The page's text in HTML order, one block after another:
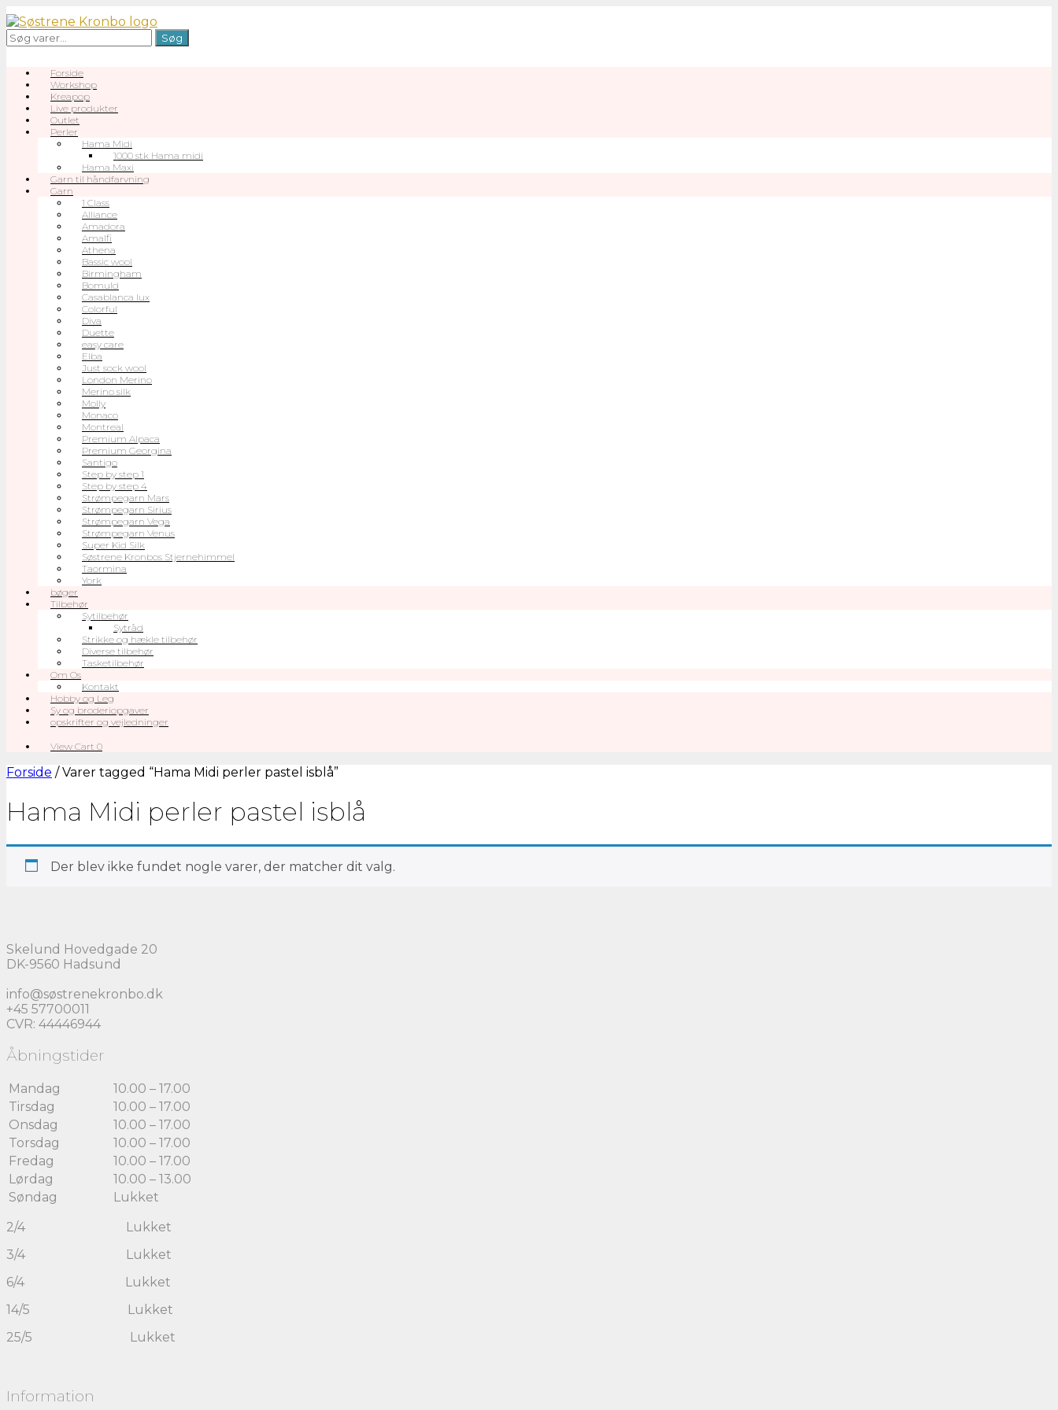
Gå
til
indhold
Søg
efter:
Søg
Forside
Workshop
Kreapop
Live produkter
Outlet
Perler
Hama Midi
1000 stk Hama midi
Hama Maxi
Garn til håndfarvning
Garn
1 Class
Alliance
Amadora
Amalfi
Athena
Bassic wool
Birmingham
Bomuld
Casablanca lux
Colorful
Diva
Duette
easy care
Elba
Just sock wool
London Merino
Merino silk
Molly
Monaco
Montreal
Premium Alpaca
Premium Georgina
Santigo
Step by step 1
Step by step 4
Strømpegarn Mars
Strømpegarn Sirius
Strømpegarn Vega
Strømpegarn Venus
Super Kid Silk
Søstrene Kronbos Stjernehimmel
Taormina
York
bøger
Tilbehør
Sytilbehør
Sytråd
Strikke og hækle tilbehør
Diverse tilbehør
Tasketilbehør
Om Os
Kontakt
Hobby og Leg
Sy og broderiopgaver
opskrifter og vejledninger
View
cart
View Cart 0
Forside / Varer tagged “Hama Midi perler pastel isblå”
Hama Midi perler pastel isblå
Der blev ikke fundet nogle varer, der matcher dit valg.
Skelund Hovedgade 20
DK-9560 Hadsund
info@søstrenekronbo.dk
+45 57700011
CVR: 44446944
Åbningstider
Mandag
10.00 – 17.00
Tirsdag
10.00 – 17.00
Onsdag
10.00 – 17.00
Torsdag
10.00 – 17.00
Fredag
10.00 – 17.00
Lørdag
10.00 – 13.00
Søndag
Lukket
2/4 Lukket
3/4 Lukket
6/4 Lukket
14/5 Lukket
25/5 Lukket
Information